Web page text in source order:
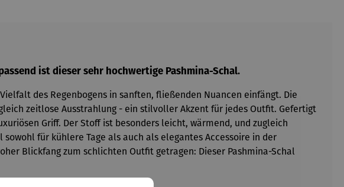
ist dieser sehr hochwertige Pashmina-Schal.
des Regenbogens in sanften, fließenden Nuancen einfängt. Die
zeitlose Ausstrahlung - ein stilvoller Akzent für jedes Outfit. Gefertigt
Griff. Der Stoff ist besonders leicht, wärmend, und zugleich
für kühlere Tage als auch als elegantes Accessoire in der
Blickfang zum schlichten Outfit getragen: Dieser Pashmina-Schal